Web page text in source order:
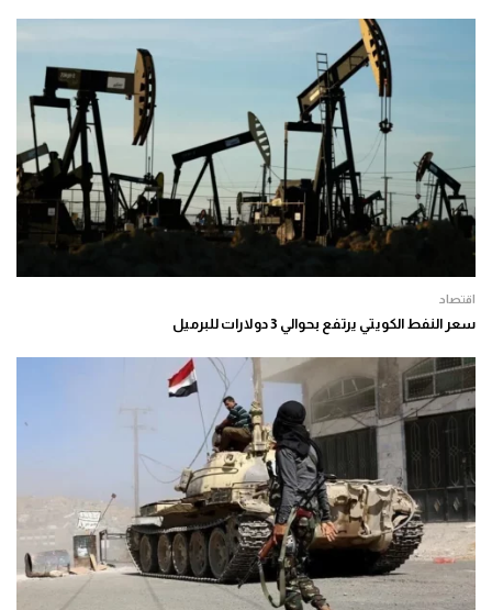
اقتصاد
سعر النفط الكويتي يرتفع بحوالي 3 دولارات للبرميل